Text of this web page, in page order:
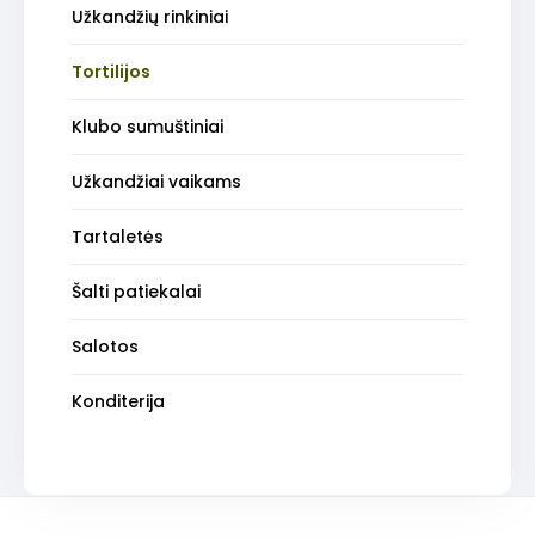
Užkandžių rinkiniai
Tortilijos
Klubo sumuštiniai
Užkandžiai vaikams
Tartaletės
Šalti patiekalai
Salotos
Konditerija